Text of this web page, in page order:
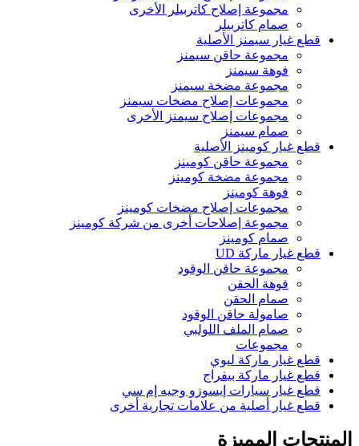
مجموعة إصلاح كاتربيلر الأخرى
صمام كاتربيلر
قطع غيار سيمنز الأصلية
مجموعة حاقن سيمنز
فوهة سيمنز
مجموعة مضخة سيمنز
مجموعات إصلاح مضخات سيمنز
مجموعات إصلاح سيمنز الأخرى
صمام سيمنز
قطع غيار كومينز الأصلية
مجموعة حاقن كومينز
مجموعة مضخة كومينز
فوهة كومينز
مجموعات إصلاح مضخات كومينز
مجموعة إصلاحات أخرى من شركة كومينز
صمام كومينز
قطع غيار ماركة UD
مجموعة حاقن الوقود
فوهة الحقن
صمام الحقن
صامولة حاقن الوقود
صمام الملف اللولبي
مجموعات
قطع غيار ماركة ليوي
قطع غيار ماركة بيفراج
قطع غيار سيارات إيسوزو وجيه إم سي
قطع غيار أصلية من علامات تجارية أخرى
المنتجات المميزة